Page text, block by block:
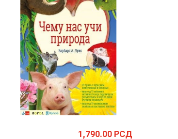
1,790.00РСД